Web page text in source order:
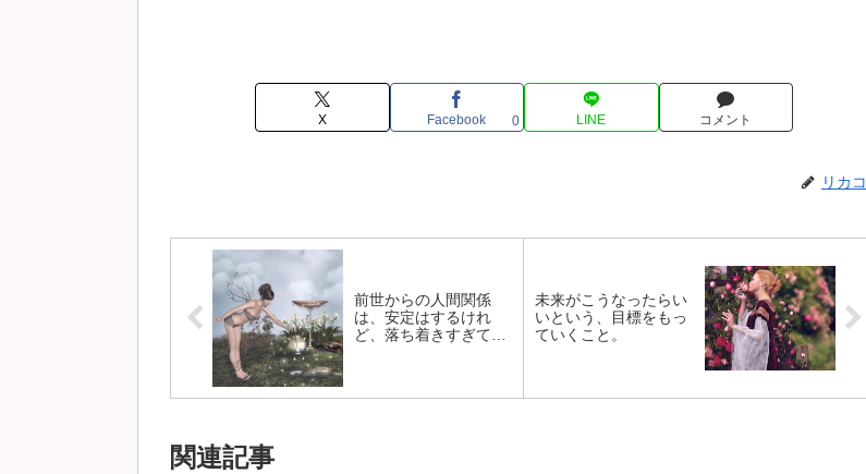
X Facebook 0 LINE コメント
リカコ
前世からの人間関係
は、安定はするけれ
ど、落ち着きすぎてし
未来がこうなったらい
いという、目標をもっ
ていくこと。
関連記事